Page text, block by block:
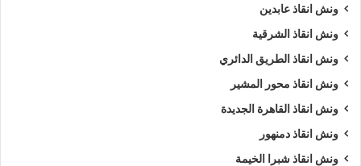
ونش انقاذ عابدين
ونش انقاذ الشرقية
ونش انقاذ الطريق الدائري
ونش انقاذ محور المشير
ونش انقاذ القاهرة الجديدة
ونش انقاذ دمنهور
ونش انقاذ شبرا الخيمة